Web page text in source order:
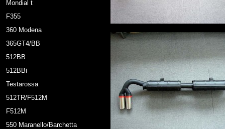
Mondial t
F355
360 Modena
365GT4/BB
512BB
512BBi
Testarossa
512TR/F512M
F512M
550 Maranello/Barchetta